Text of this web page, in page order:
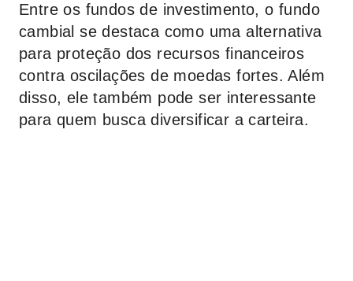
Entre os fundos de investimento, o fundo
cambial se destaca como uma alternativa
para proteção dos recursos financeiros
contra oscilações de moedas fortes. Além
disso, ele também pode ser interessante
para quem busca diversificar a carteira.